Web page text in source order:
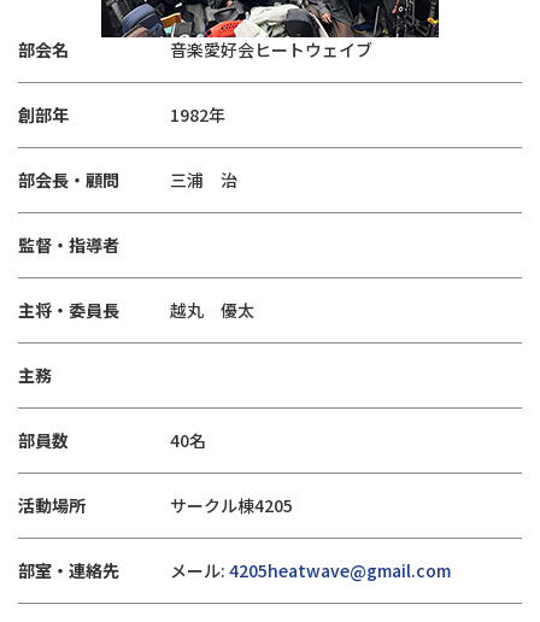
部会名 音楽愛好会ヒートウェイブ
創部年 1982年
部会長・顧問 三浦 治
監督・指導者
主将・委員長 越丸 優太
主務
部員数 40名
活動場所 サークル棟4205
部室・連絡先 メール: 4205heatwave@gmail.com